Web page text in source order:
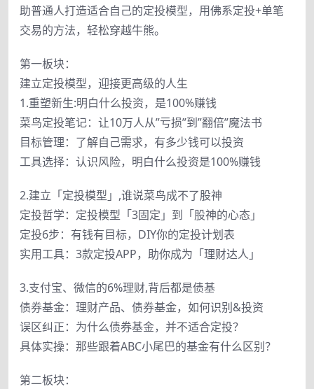
助普通人打造适合自己的定投模型，用佛系定投+单笔
交易的方法，轻松穿越牛熊。
第一板块：
建立定投模型，迎接更高级的人生
1.重塑新生:明白什么投资，是100%赚钱
菜鸟定投笔记：让10万人从”亏损”到”翻倍”魔法书
目标管理：了解自己需求，有多少钱可以投资
工具选择：认识风险，明白什么投资是100%赚钱
2.建立「定投模型」,谁说菜鸟成不了股神
定投哲学：定投模型「3固定」到「股神的心态」
定投6步：有钱有目标，DIY你的定投计划表
实用工具：3款定投APP，助你成为「理财达人」
3.支付宝、微信的6%理财,背后都是债基
债券基金：理财产品、债券基金，如何识别&投资
误区纠正：为什么债券基金，并不适合定投？
具体实操：那些跟着ABC小尾巴的基金有什么区别？
第二板块：